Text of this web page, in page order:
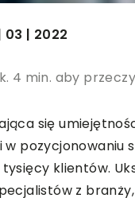
03 | 2022
4 min. aby
się
pozycjonowaniu
klientów.
z